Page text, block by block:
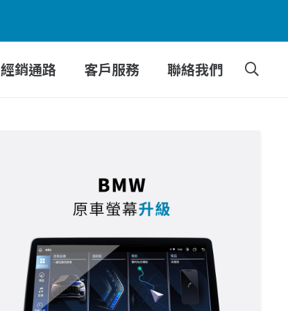
經銷通路 客戶服務 聯絡我們